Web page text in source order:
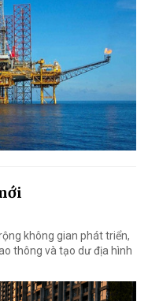
không gian phát triển,
thông và tạo dư địa hình